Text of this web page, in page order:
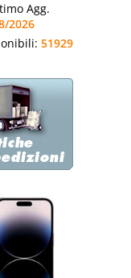
Agg.
2026
51929